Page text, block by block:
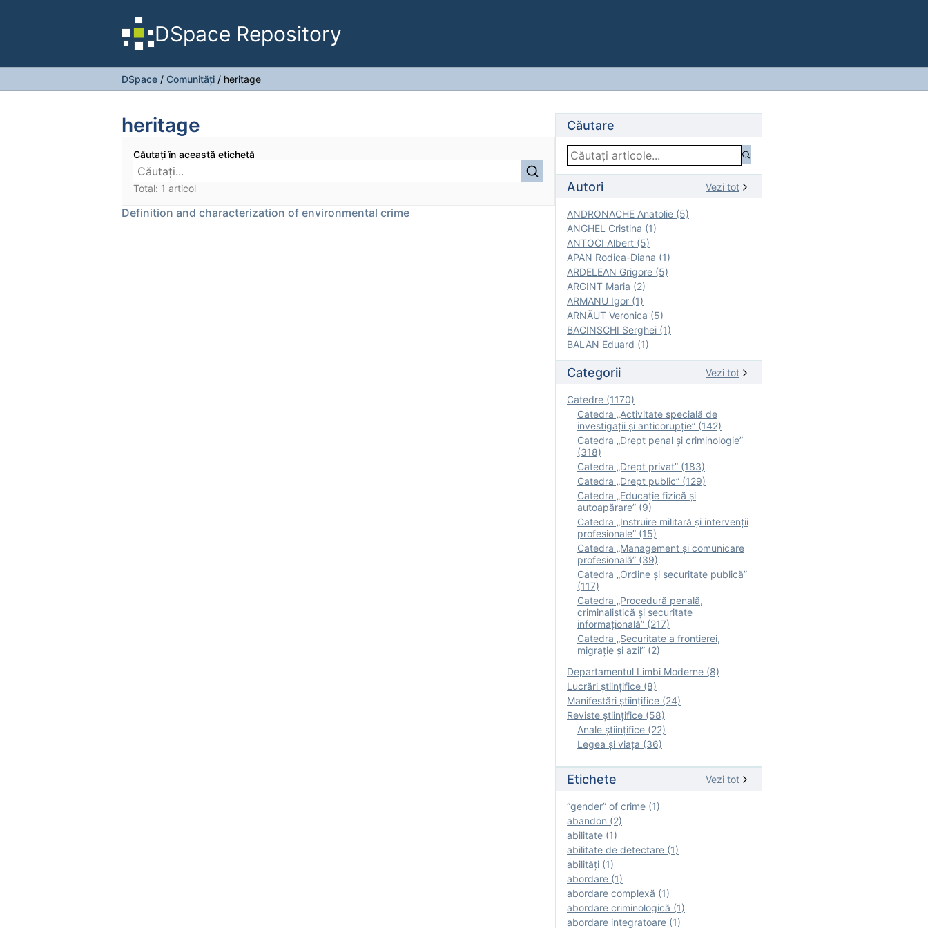
DSpace Repository
DSpace / Comunități / heritage
heritage
Căutați în această etichetă
Total: 1 articol
Definition and characterization of environmental crime
Căutare
Autori Vezi tot
ANDRONACHE Anatolie (5)
ANGHEL Cristina (1)
ANTOCI Albert (5)
APAN Rodica-Diana (1)
ARDELEAN Grigore (5)
ARGINT Maria (2)
ARMANU Igor (1)
ARNĂUT Veronica (5)
BACINSCHI Serghei (1)
BALAN Eduard (1)
Categorii Vezi tot
Catedre (1170)
Catedra „Activitate specială de
investigaţii şi anticorupție” (142)
Catedra „Drept penal și criminologie”
(318)
Catedra „Drept privat” (183)
Catedra „Drept public” (129)
Catedra „Educație fizică şi
autoapărare” (9)
Catedra „Instruire militară şi intervenţii
profesionale” (15)
Catedra „Management și comunicare
profesională” (39)
Catedra „Ordine și securitate publică”
(117)
Catedra „Procedură penală,
criminalistică și securitate
informațională” (217)
Catedra „Securitate a frontierei,
migrație și azil” (2)
Departamentul Limbi Moderne (8)
Lucrări științifice (8)
Manifestări ştiinţifice (24)
Reviste ştiinţifice (58)
Anale ştiinţifice (22)
Legea şi viaţa (36)
Etichete Vezi tot
“gender” of crime (1)
abandon (2)
abilitate (1)
abilitate de detectare (1)
abilităţi (1)
abordare (1)
abordare complexă (1)
abordare criminologică (1)
abordare integratoare (1)